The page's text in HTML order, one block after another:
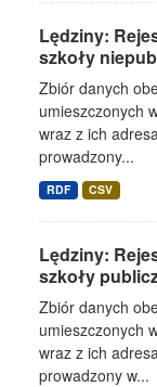
Lędziny:
szkoły
Zbiór danych
umieszczonych
wraz z ich
prowadzony...
RDF CSV
Lędziny:
szkoły
Zbiór danych
umieszczonych
wraz z ich
prowadzony w...